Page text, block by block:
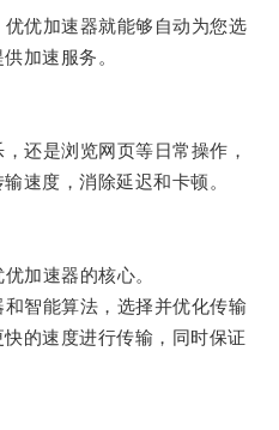
优加速器就能够自动为您选
加速服务。
是浏览网页等日常操作，
速度，消除延迟和卡顿。
加速器的核心。
智能算法，选择并优化传输
的速度进行传输，同时保证